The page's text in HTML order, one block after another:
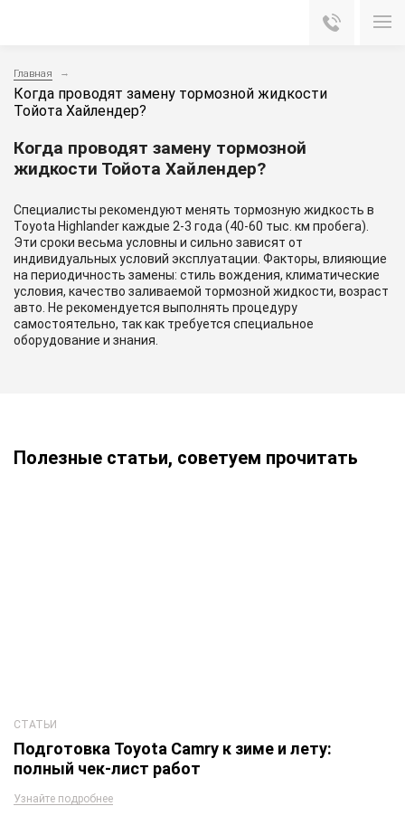
Главная
Когда проводят замену тормозной жидкости
Тойота Хайлендер?
Когда проводят замену тормозной
жидкости Тойота Хайлендер?
Специалисты рекомендуют менять тормозную жидкость в
Toyota Highlander каждые 2-3 года (40-60 тыс. км пробега).
Эти сроки весьма условны и сильно зависят от
индивидуальных условий эксплуатации. Факторы, влияющие
на периодичность замены: стиль вождения, климатические
условия, качество заливаемой тормозной жидкости, возраст
авто. Не рекомендуется выполнять процедуру
самостоятельно, так как требуется специальное
оборудование и знания.
Полезные статьи, советуем прочитать
СТАТЬИ
Подготовка Toyota Camry к зиме и лету:
полный чек-лист работ
Узнайте подробнее